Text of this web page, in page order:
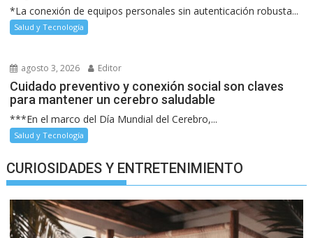
*La conexión de equipos personales sin autenticación robusta...
Salud y Tecnología
agosto 3, 2026 Editor
Cuidado preventivo y conexión social son claves
para mantener un cerebro saludable
***En el marco del Día Mundial del Cerebro,...
Salud y Tecnología
CURIOSIDADES Y ENTRETENIMIENTO